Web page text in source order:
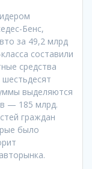
Бенс,
за 49,2 млрд
составили
средства
выделяются
— 185 млрд.
граждан
было